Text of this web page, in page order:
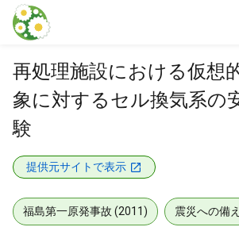
本文に飛ぶ
再処理施設における仮想
象に対するセル換気系の
験
提供元サイトで表示
福島第一原発事故 (2011) 震災への備え